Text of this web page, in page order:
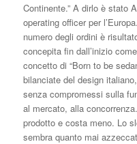
Continente.” A dirlo è stato
operating officer per
numero degli ordini è
concepita fin dall’inizio
concetto di “Born to be
bilanciate del design
senza compromessi sulla
al mercato, alla
prodotto e costa meno. Lo
sembra quanto mai